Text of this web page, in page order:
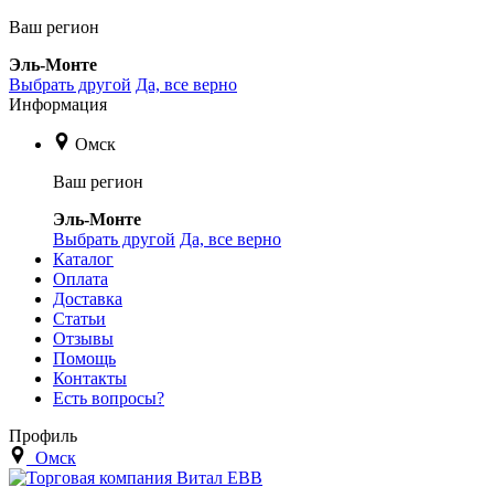
Ваш регион
Эль-Монте
Выбрать другой Да, все верно
Информация
Омск
Ваш регион
Эль-Монте
Выбрать другой Да, все верно
Каталог
Оплата
Доставка
Статьи
Отзывы
Помощь
Контакты
Есть вопросы?
Профиль
Омск